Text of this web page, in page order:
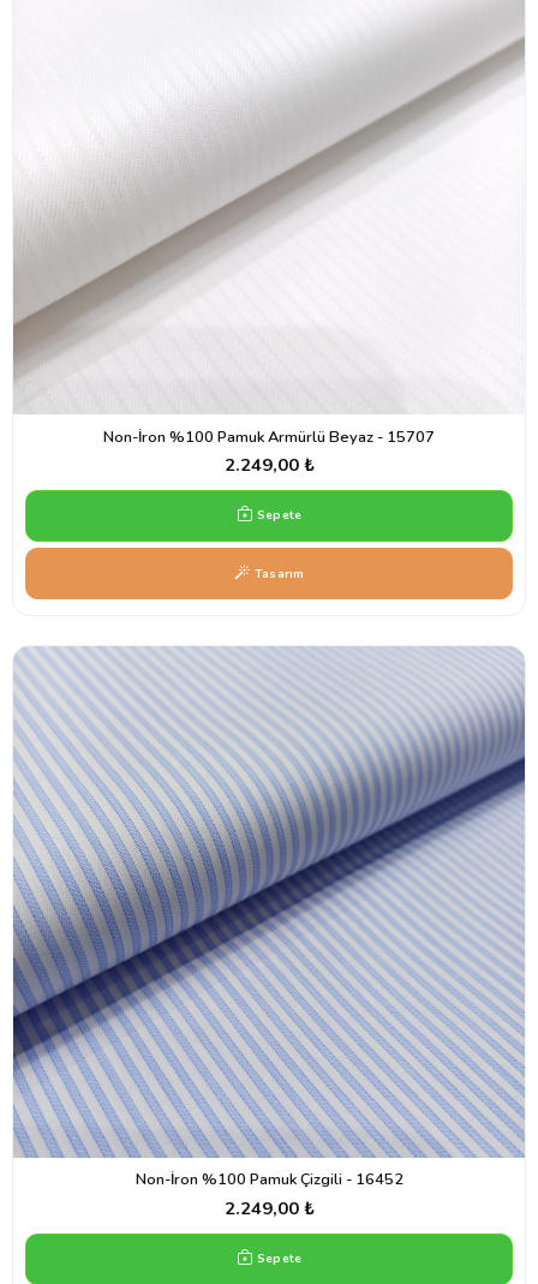
Non-İron %100 Pamuk Armürlü Beyaz - 15707
2.249,00 ₺
Sepete
Tasarım
Non-İron %100 Pamuk Çizgili - 16452
2.249,00 ₺
Sepete